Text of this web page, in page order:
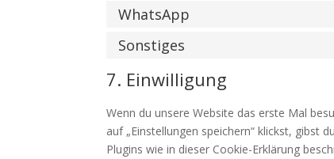
WhatsApp
Sonstiges
7. Einwilligung
Wenn du unsere Website das erste Mal
auf „Einstellungen speichern“ klickst, gibst
Plugins wie in dieser Cookie-Erklärung